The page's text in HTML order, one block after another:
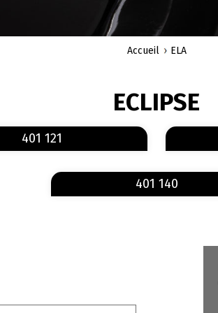
Accueil ELA
ECLIPSE
401 121
401 140